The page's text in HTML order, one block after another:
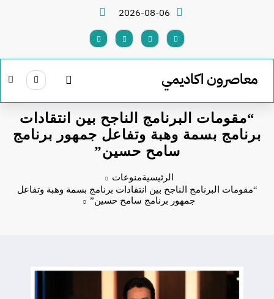
2026-08-06
معاصرون اكاديمي
“مقومات البرنامج الناجح بين انتقادات
برنامج بسمة وهبة وتفاعل جمهور برنامج
سامح حسين”
الرئيسيةمنوعات
“مقومات البرنامج الناجح بين انتقادات برنامج بسمة وهبة وتفاعل
جمهور برنامج سامح حسين”